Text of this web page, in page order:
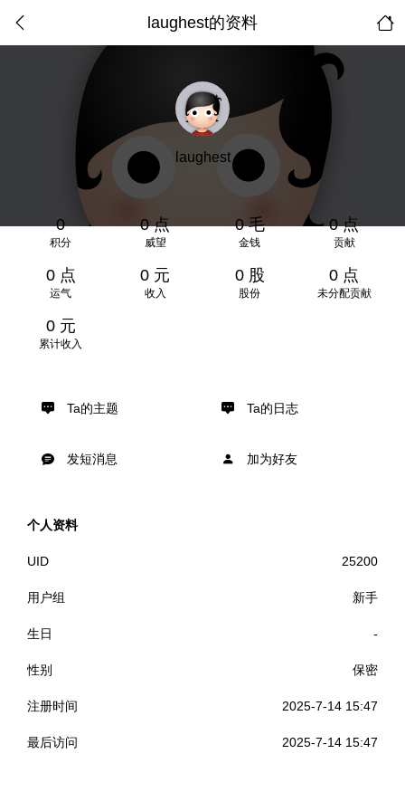
laughest的资料
laughest
0
积分
0 点
威望
0 毛
金钱
0 点
贡献
0 点
运气
0 元
收入
0 股
股份
0 点
未分配贡献
0 元
累计收入
Ta的主题 Ta的日志
发短消息 加为好友
个人资料
UID 25200
用户组 新手
生日 -
性别 保密
注册时间 2025-7-14 15:47
最后访问 2025-7-14 15:47